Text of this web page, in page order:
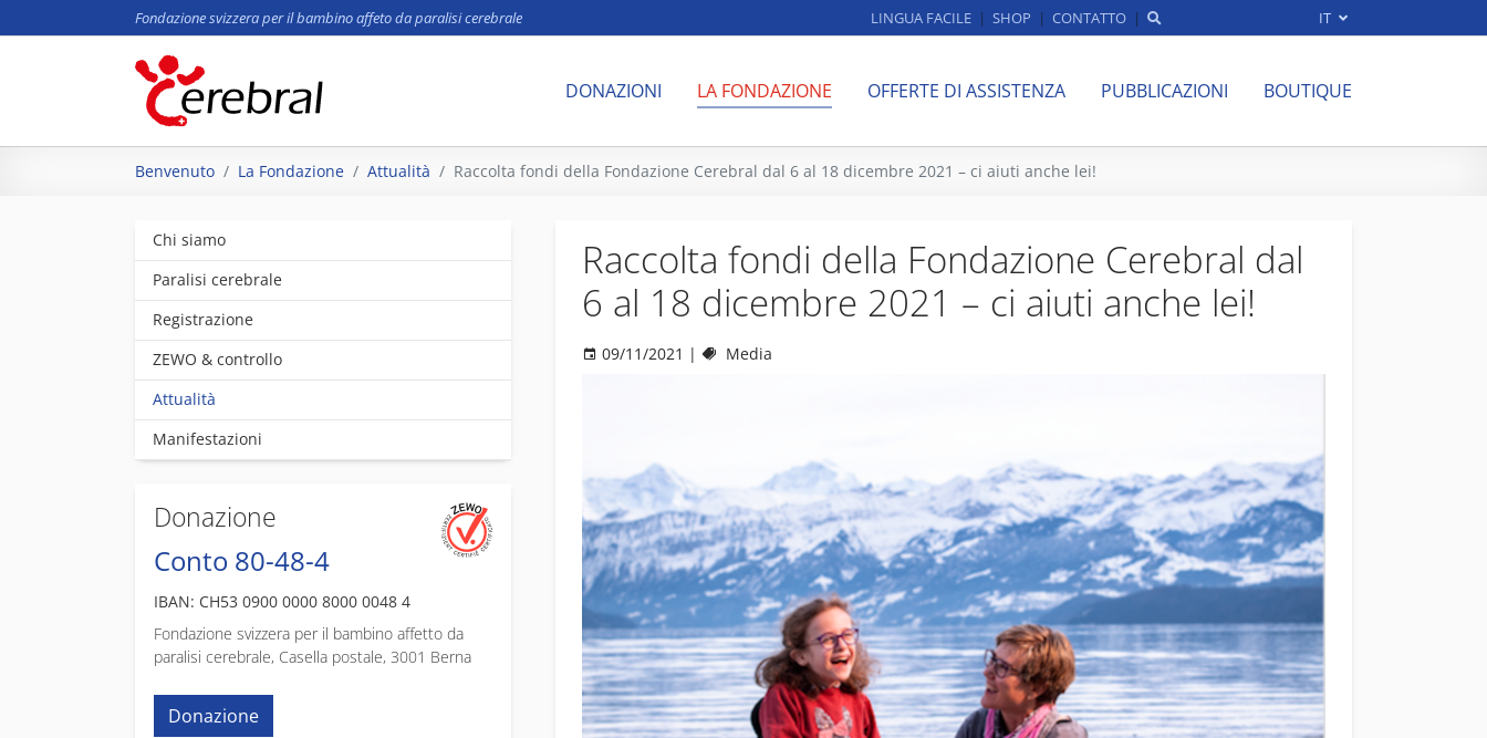
Fondazione svizzera per il bambino affeto da paralisi cerebrale LINGUA FACILE SHOP CONTATTO IT
DONAZIONI LA FONDAZIONE OFFERTE DI ASSISTENZA PUBBLICAZIONI BOUTIQUE
Benvenuto La Fondazione Attualità Raccolta fondi della Fondazione Cerebral dal 6 al 18 dicembre 2021 – ci aiuti anche lei!
Chi siamo
Paralisi cerebrale
Registrazione
ZEWO & controllo
Attualità
Manifestazioni
Donazione
Conto 80-48-4
IBAN: CH53 0900 0000 8000 0048 4
Fondazione svizzera per il bambino affetto da
paralisi cerebrale, Casella postale, 3001 Berna
Donazione
Raccolta fondi della Fondazione Cerebral dal
6 al 18 dicembre 2021 – ci aiuti anche lei!
09/11/2021 | Media